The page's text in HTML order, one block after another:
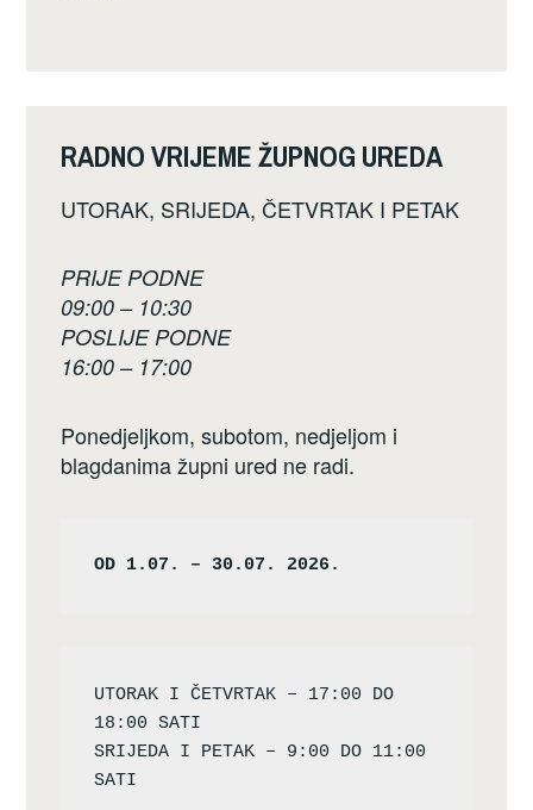
RADNO VRIJEME ŽUPNOG UREDA
UTORAK, SRIJEDA, ČETVRTAK I PETAK
PRIJE PODNE
09:00 – 10:30
POSLIJE PODNE
16:00 – 17:00
Ponedjeljkom, subotom, nedjeljom i
blagdanima župni ured ne radi.
OD 1.07. – 30.07. 2026.
UTORAK I ČETVRTAK – 17:00 DO
18:00 SATI
SRIJEDA I PETAK – 9:00 DO 11:00